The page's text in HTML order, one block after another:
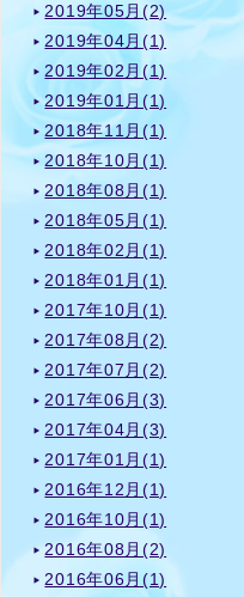
2019年05月(2)
2019年04月(1)
2019年02月(1)
2019年01月(1)
2018年11月(1)
2018年10月(1)
2018年08月(1)
2018年05月(1)
2018年02月(1)
2018年01月(1)
2017年10月(1)
2017年08月(2)
2017年07月(2)
2017年06月(3)
2017年04月(3)
2017年01月(1)
2016年12月(1)
2016年10月(1)
2016年08月(2)
2016年06月(1)